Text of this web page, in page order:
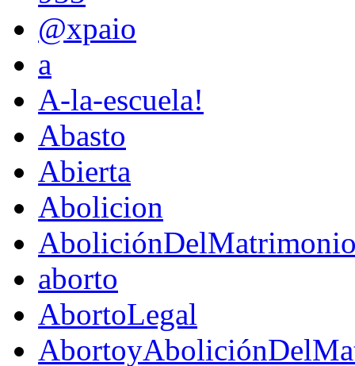
@xpaio
a
A-la-escuela!
Abasto
Abierta
Abolicion
aborto
AbortoLegal